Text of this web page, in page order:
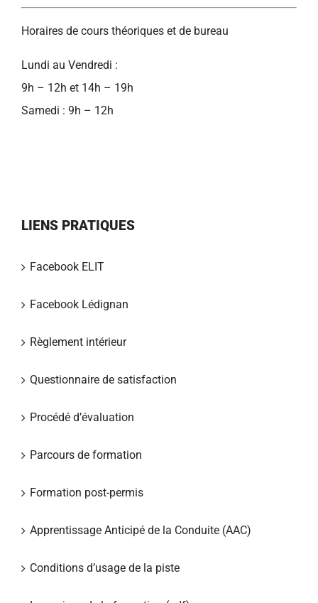
Horaires de cours théoriques et de bureau
Lundi au Vendredi :
9h – 12h et 14h – 19h
Samedi : 9h – 12h
LIENS PRATIQUES
Facebook ELIT
Facebook Lédignan
Règlement intérieur
Questionnaire de satisfaction
Procédé d’évaluation
Parcours de formation
Formation post-permis
Apprentissage Anticipé de la Conduite (AAC)
Conditions d’usage de la piste